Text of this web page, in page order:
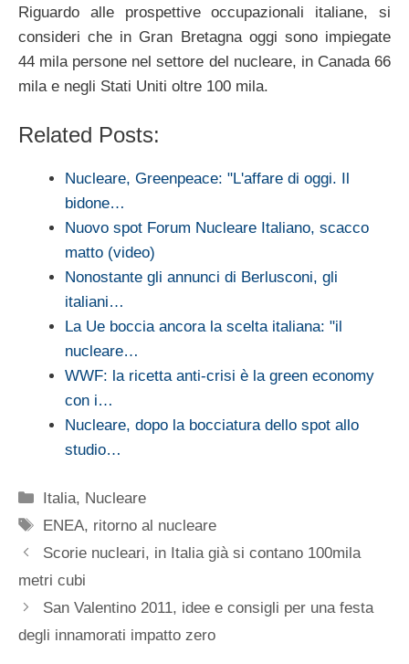
Riguardo alle prospettive occupazionali italiane, si
consideri che in Gran Bretagna oggi sono impiegate
44 mila persone nel settore del nucleare, in Canada 66
mila e negli Stati Uniti oltre 100 mila.
Related Posts:
Nucleare, Greenpeace: "L'affare di oggi. Il
bidone…
Nuovo spot Forum Nucleare Italiano, scacco
matto (video)
Nonostante gli annunci di Berlusconi, gli
italiani…
La Ue boccia ancora la scelta italiana: "il
nucleare…
WWF: la ricetta anti-crisi è la green economy
con i…
Nucleare, dopo la bocciatura dello spot allo
studio…
Categorie
Italia, Nucleare
Tag
ENEA, ritorno al nucleare
Scorie nucleari, in Italia già si contano 100mila
metri cubi
San Valentino 2011, idee e consigli per una festa
degli innamorati impatto zero